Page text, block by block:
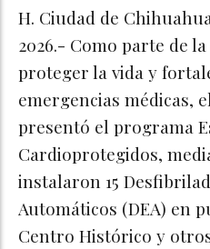
H. Ciudad de
2026.- Como parte de
proteger la vida y
emergencias médicas,
presentó el programa
Cardioprotegidos,
instalaron 15
Automáticos (DEA) en
Centro Histórico y